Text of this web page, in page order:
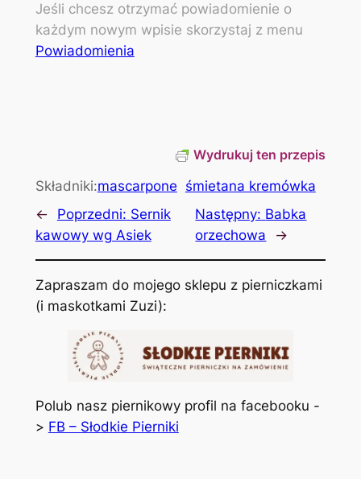
Jeśli chcesz otrzymać powiadomienie o
każdym nowym wpisie skorzystaj z menu
Powiadomienia
Wydrukuj ten przepis
Składniki:mascarpone śmietana kremówka
←
Poprzedni: Sernik
kawowy wg Asiek
Następny: Babka
orzechowa
→
Zapraszam do mojego sklepu z pierniczkami
(i maskotkami Zuzi):
Polub nasz piernikowy profil na facebooku -
> FB – Słodkie Pierniki